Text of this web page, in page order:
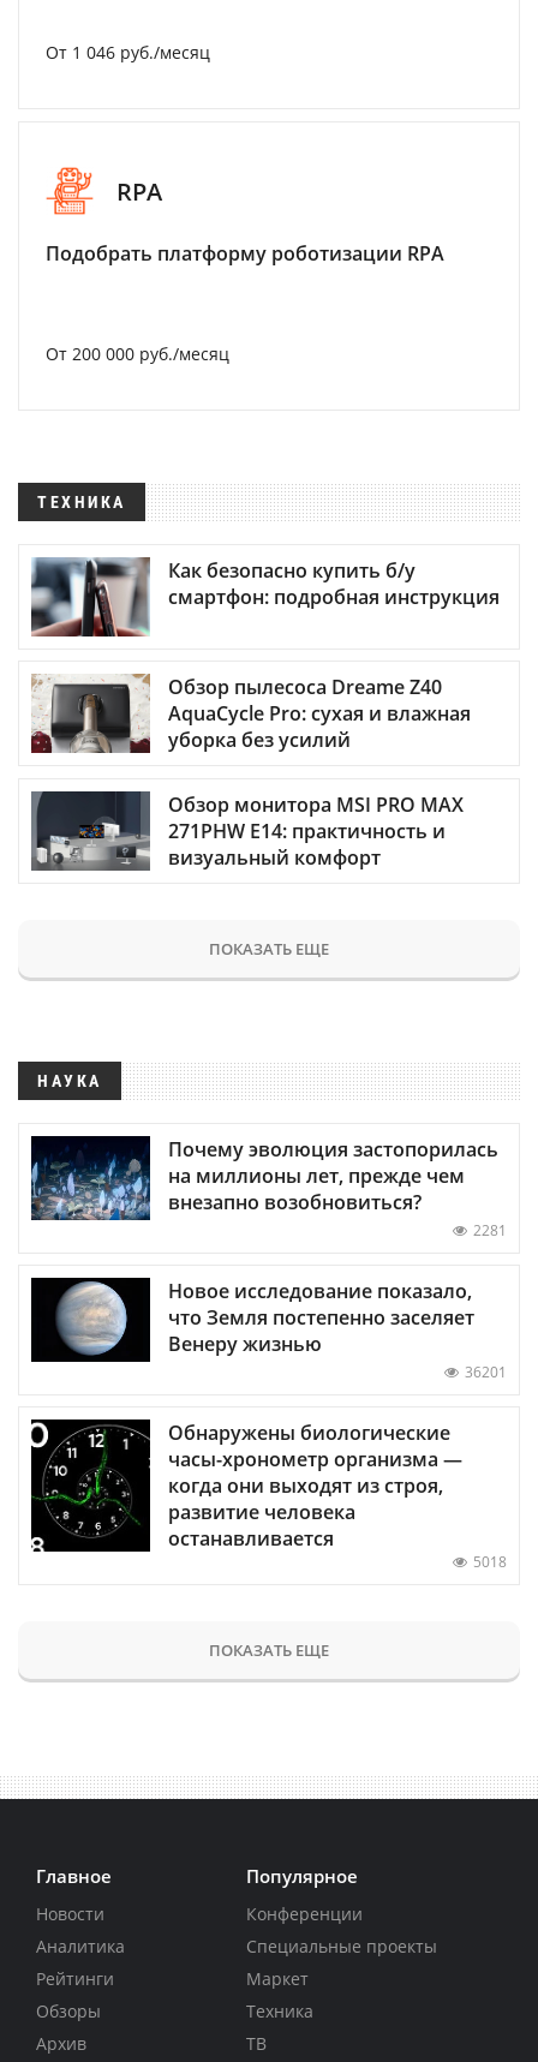
От 1 046 руб./месяц
RPA
Подобрать платформу роботизации RPA
От 200 000 руб./месяц
ТЕХНИКА
Как безопасно купить б/у
смартфон: подробная инструкция
Обзор пылесоса Dreame Z40
AquaCycle Pro: сухая и влажная
уборка без усилий
Обзор монитора MSI PRO MAX
271PHW E14: практичность и
визуальный комфорт
ПОКАЗАТЬ ЕЩЕ
НАУКА
Почему эволюция застопорилась
на миллионы лет, прежде чем
внезапно возобновиться?
2281
Новое исследование показало,
что Земля постепенно заселяет
Венеру жизнью
36201
Обнаружены биологические
часы-хронометр организма —
когда они выходят из строя,
развитие человека
останавливается
5018
ПОКАЗАТЬ ЕЩЕ
Главное
Новости
Аналитика
Рейтинги
Обзоры
Архив
Популярное
Конференции
Специальные проекты
Маркет
Техника
ТВ